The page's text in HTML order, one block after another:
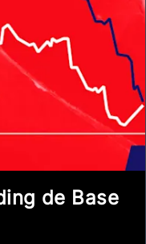
de Base